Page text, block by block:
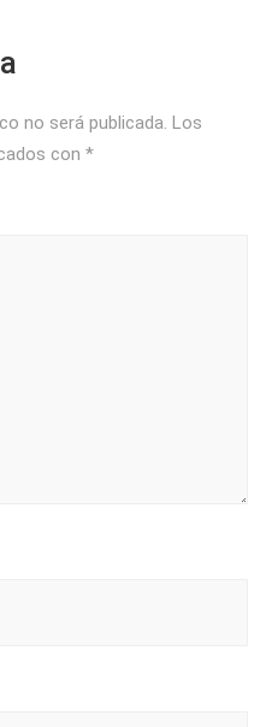
no será publicada. Los
con *